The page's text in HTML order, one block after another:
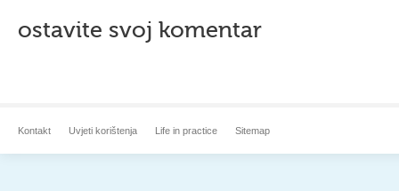
ostavite svoj komentar
Kontakt Uvjeti korištenja Life in practice Sitemap